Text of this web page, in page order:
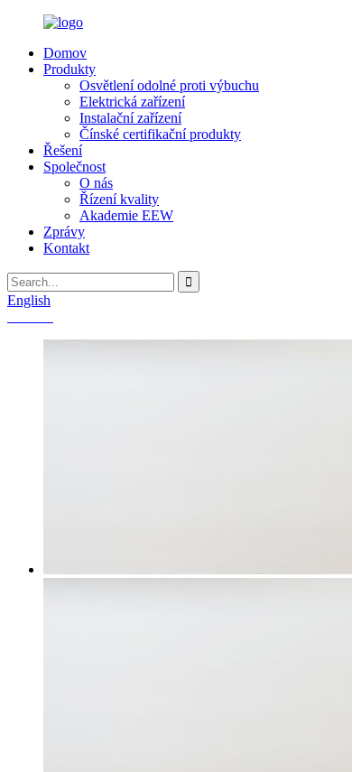
Domov
Produkty
Osvětlení odolné proti výbuchu
Elektrická zařízení
Instalační zařízení
Čínské certifikační produkty
Řešení
Společnost
O nás
Řízení kvality
Akademie EEW
Zprávy
Kontakt
English